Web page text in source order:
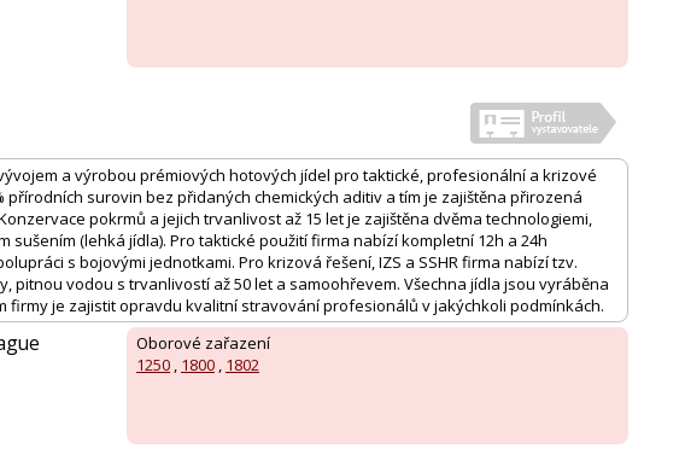
a výrobou prémiových hotových jídel pro taktické, profesionální a krizové
přírodních surovin bez přidaných chemických aditiv a tím je zajištěna přirozená
pokrmů a jejich trvanlivost až 15 let je zajištěna dvěma technologiemi,
sušením (lehká jídla). Pro taktické použití firma nabízí kompletní 12h a 24h
s bojovými jednotkami. Pro krizová řešení, IZS a SSHR firma nabízí tzv.
pitnou vodou s trvanlivostí až 50 let a samoohřevem. Všechna jídla jsou vyráběna
firmy je zajistit opravdu kvalitní stravování profesionálů v jakýchkoli podmínkách.
Oborové zařazení
1250 , 1800 , 1802